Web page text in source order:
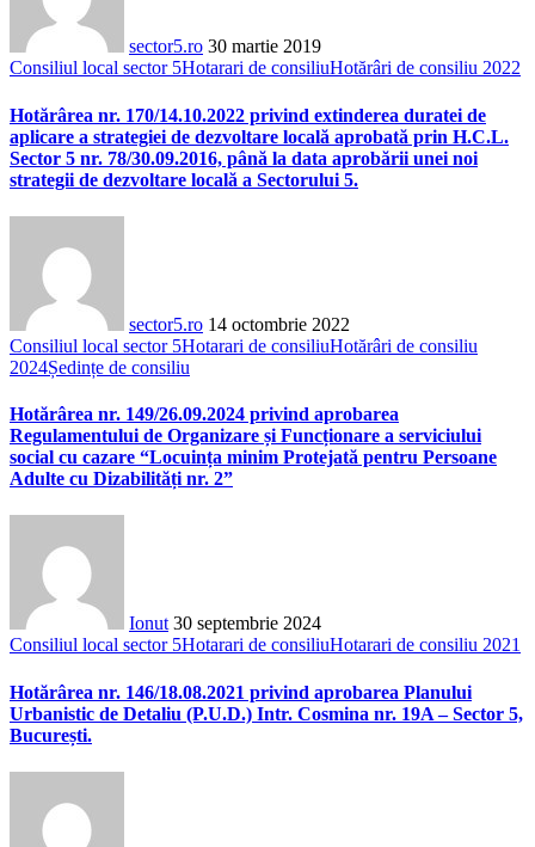
sector5.ro 30 martie 2019
Consiliul local sector 5Hotarari de consiliuHotărâri de consiliu 2022
Hotărârea nr. 170/14.10.2022 privind extinderea duratei de
aplicare a strategiei de dezvoltare locală aprobată prin H.C.L.
Sector 5 nr. 78/30.09.2016, până la data aprobării unei noi
strategii de dezvoltare locală a Sectorului 5.
sector5.ro 14 octombrie 2022
Consiliul local sector 5Hotarari de consiliuHotărâri de consiliu
2024Ședințe de consiliu
Hotărârea nr. 149/26.09.2024 privind aprobarea
Regulamentului de Organizare și Funcționare a serviciului
social cu cazare “Locuința minim Protejată pentru Persoane
Adulte cu Dizabilități nr. 2”
Ionut 30 septembrie 2024
Consiliul local sector 5Hotarari de consiliuHotarari de consiliu 2021
Hotărârea nr. 146/18.08.2021 privind aprobarea Planului
Urbanistic de Detaliu (P.U.D.) Intr. Cosmina nr. 19A – Sector 5,
București.